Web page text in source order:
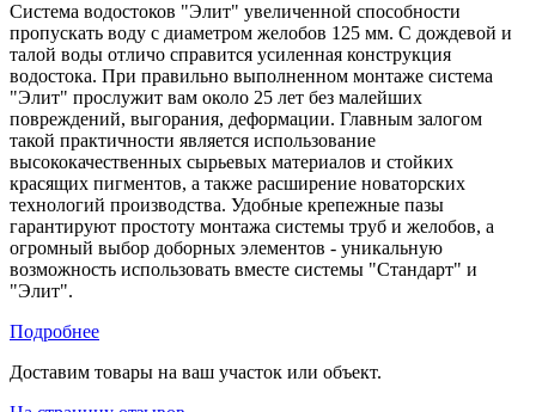
Система водостоков "Элит" увеличенной способности
пропускать воду с диаметром желобов 125 мм. С дождевой и
талой воды отличо справится усиленная конструкция
водостока. При правильно выполненном монтаже система
"Элит" прослужит вам около 25 лет без малейших
повреждений, выгорания, деформации. Главным залогом
такой практичности является использование
высококачественных сырьевых материалов и стойких
красящих пигментов, а также расширение новаторских
технологий производства. Удобные крепежные пазы
гарантируют простоту монтажа системы труб и желобов, а
огромный выбор доборных элементов - уникальную
возможность использовать вместе системы "Стандарт" и
"Элит".
Подробнее
Доставим товары на ваш участок или объект.